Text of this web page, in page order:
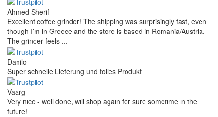
Ahmed Sherif
Excellent coffee grinder! The shipping was surprisingly fast, even
though I’m in Greece and the store is based in Romania/Austria.
The grinder feels ...
Danilo
Super schnelle Lieferung und tolles Produkt
Vaarg
Very nice - well done, will shop again for sure sometime in the
future!